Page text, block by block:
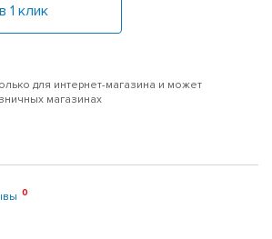
1 клик
для интернет-магазина и может
магазинах